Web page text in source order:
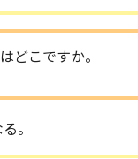
どこですか。
。